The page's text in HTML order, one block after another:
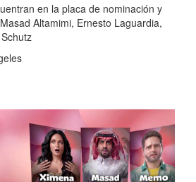
en la placa de nominación y
Altamimi, Ernesto Laguardia,